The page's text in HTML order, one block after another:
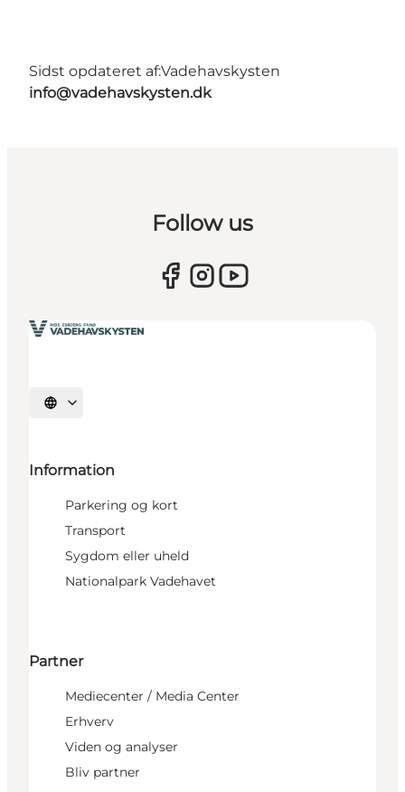
Sidst opdateret af:Vadehavskysten
info@vadehavskysten.dk
Follow us
Vælg sprog
Information
Parkering og kort
Transport
Sygdom eller uheld
Nationalpark Vadehavet
Partner
Mediecenter / Media Center
Erhverv
Viden og analyser
Bliv partner